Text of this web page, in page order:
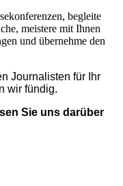
begleite
meistere mit Ihnen
und übernehme den
Journalisten für Ihr
wir fündig.
Sie uns darüber